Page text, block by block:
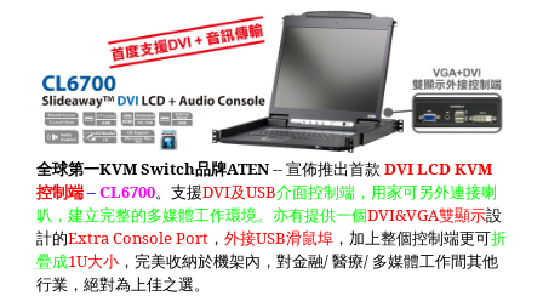
全球第一KVM Switch品牌ATEN--宣佈推出首款 DVI LCD KVM
控制端–CL6700。支援DVI及USB介面控制端，用家可另外連接喇
叭，建立完整的多媒體工作環境。亦有提供一個DVI&VGA雙顯示設
計的Extra Console Port ， 外接USB滑鼠埠 ，加上整個控制端更可折
疊成1U大小 ，完美收納於機架內，對金融/醫療/ 多媒體工作間其他
行業，絕對為上佳之選。